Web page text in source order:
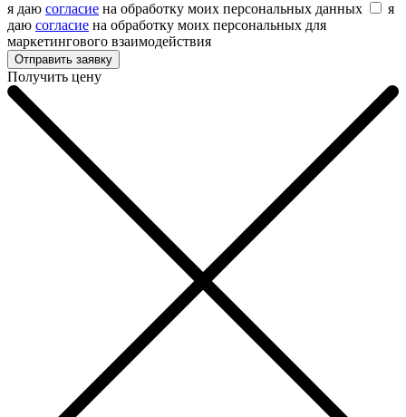
я даю согласие на обработку моих персональных данных
я
даю согласие на обработку моих персональных для
маркетингового взаимодействия
Получить цену